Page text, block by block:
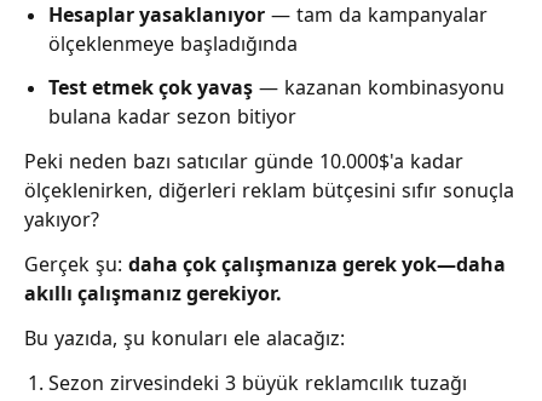
Hesaplar yasaklanıyor — tam da kampanyalar
ölçeklenmeye başladığında
Test etmek çok yavaş — kazanan kombinasyonu
bulana kadar sezon bitiyor
Peki neden bazı satıcılar günde 10.000$'a kadar
ölçeklenirken, diğerleri reklam bütçesini sıfır sonuçla
yakıyor?
Gerçek şu: daha çok çalışmanıza gerek yok—daha
akıllı çalışmanız gerekiyor.
Bu yazıda, şu konuları ele alacağız:
Sezon zirvesindeki 3 büyük reklamcılık tuzağı